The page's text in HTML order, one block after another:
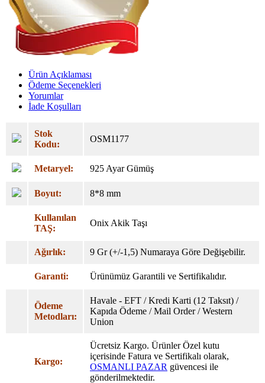
Ürün Açıklaması
Ödeme Seçenekleri
Yorumlar
İade Koşulları
Stok
Kodu:
OSM1177
Metaryel: 925 Ayar Gümüş
Boyut: 8*8 mm
Kullanılan
TAŞ:
Onix Akik Taşı
Ağırlık: 9 Gr (+/-1,5) Numaraya Göre Değişebilir.
Garanti: Ürünümüz Garantili ve Sertifikalıdır.
Ödeme
Metodları:
Havale - EFT / Kredi Karti (12 Taksıt) /
Kapıda Ödeme / Mail Order / Western
Union
Kargo:
Ücretsiz Kargo. Ürünler Özel kutu
içerisinde Fatura ve Sertifikalı olarak,
OSMANLI PAZAR güvencesi ile
gönderilmektedir.